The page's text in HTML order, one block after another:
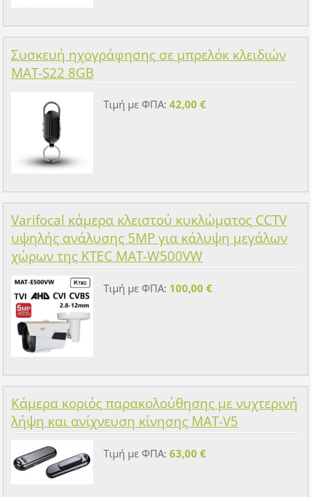
Συσκευή ηχογράφησης σε μπρελόκ κλειδιών
MAT-S22 8GB
Τιμή με ΦΠΑ: 42,00 €
Varifocal κάμερα κλειστού κυκλώματος CCTV
υψηλής ανάλυσης 5MP για κάλυψη μεγάλων
χώρων της KTEC MAT-W500VW
Τιμή με ΦΠΑ: 100,00 €
Κάμερα κοριός παρακολούθησης με νυχτερινή
λήψη και ανίχνευση κίνησης MAT-V5
Τιμή με ΦΠΑ: 63,00 €